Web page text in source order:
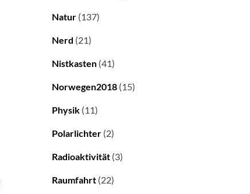
Natur (137)
Nerd (21)
Nistkasten (41)
Norwegen2018 (15)
Physik (11)
Polarlichter (2)
Radioaktivität (3)
Raumfahrt (22)